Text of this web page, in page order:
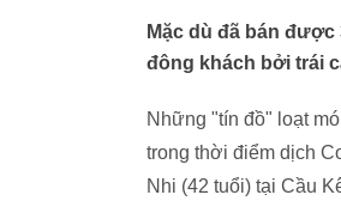
Mặc dù đã bán được
đông khách bởi trái
Những "tín đồ" loạt
trong thời điểm dịch
Nhi (42 tuổi) tại Cầu